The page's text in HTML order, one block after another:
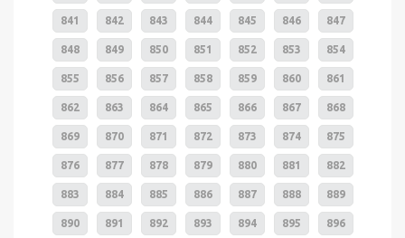
841 842 843 844 845 846 847
848 849 850 851 852 853 854
855 856 857 858 859 860 861
862 863 864 865 866 867 868
869 870 871 872 873 874 875
876 877 878 879 880 881 882
883 884 885 886 887 888 889
890 891 892 893 894 895 896